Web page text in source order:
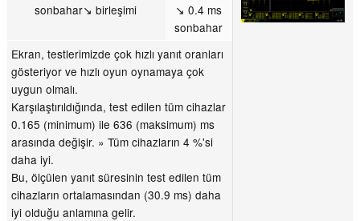
sonbahar↘ birleşimi
↘ 0.4 ms
sonbahar
Ekran, testlerimizde çok hızlı yanıt oranları
gösteriyor ve hızlı oyun oynamaya çok
uygun olmalı.
Karşılaştırıldığında, test edilen tüm cihazlar
0.165 (minimum) ile 636 (maksimum) ms
arasında değişir. » Tüm cihazların 4 %'si
daha iyi.
Bu, ölçülen yanıt süresinin test edilen tüm
cihazların ortalamasından (30.9 ms) daha
iyi olduğu anlamına gelir.